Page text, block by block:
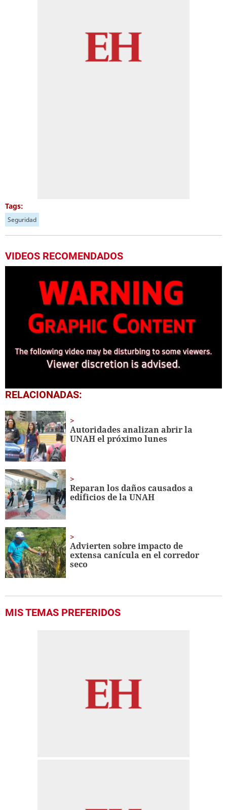
Tags:
Seguridad
VIDEOS RECOMENDADOS
0
seconds
4
minutes,
27
seconds
RELACIONADAS:
Autoridades analizan abrir la
UNAH el próximo lunes
Reparan los daños causados a
edificios de la UNAH
Advierten sobre impacto de
extensa canícula en el corredor
seco
MIS TEMAS PREFERIDOS